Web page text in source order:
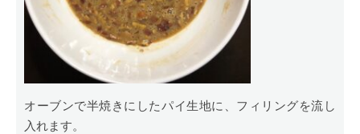
オーブンで半焼きにしたパイ生地に、フィリングを流し
入れます。